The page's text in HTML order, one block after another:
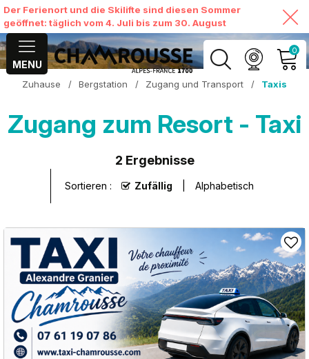
Der Ferienort und die Skilifte sind diesen Sommer
geöffnet: täglich vom 4. Juli bis zum 30. August
MENU
0
MEIN KONTO
MEINEN WARENKORB
Zuhause / Bergstation / Zugang und Transport / Taxis
Zugang zum Resort - Taxi
2 Ergebnisse
Sortieren : Zufällig Alphabetisch